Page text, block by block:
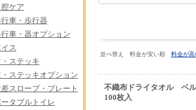
並べ替え 料金が安い順 料金が高
不織布ドライタオル ベル
100枚入
腔ケア
車・歩行器
車・器オプション
ス
ステッキ
ステッキオプション
スロープ・プレート
タブルトイレ